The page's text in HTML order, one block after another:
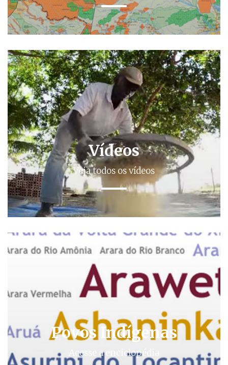
Vídeos
Veja todos os vídeos
Povos Indígenas
Acesse a enciclopédia